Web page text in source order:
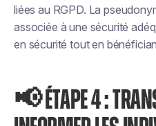
liées au RGPD. La
associée à une sécurité
en sécurité tout en
📢 ÉTAPE 4 :